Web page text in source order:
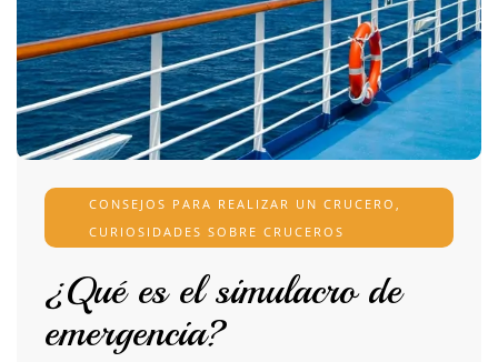
CONSEJOS PARA REALIZAR UN CRUCERO ,
CURIOSIDADES SOBRE CRUCEROS
¿Qué es el simulacro de
emergencia?